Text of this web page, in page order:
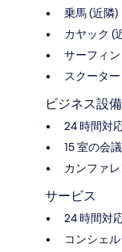
乗馬 (近隣)
カヤック (
サーフィ
スクータ
ビジネス設備
24 時間対
15 室の会
カンファ
サービス
24 時間対
コンシェ